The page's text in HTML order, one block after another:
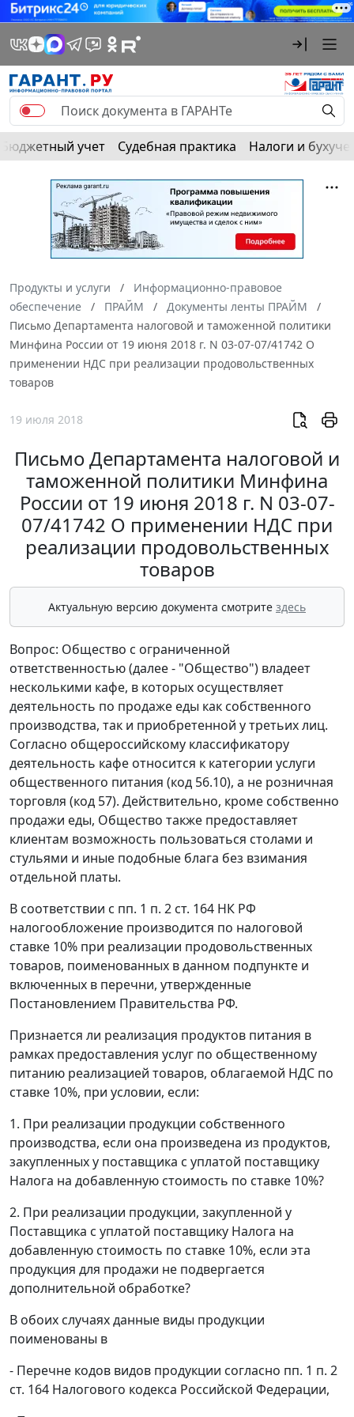
Бюджетный учет Судебная практика Налоги и
Продукты и услуги
Информационно-правовое
обеспечение
ПРАЙМ
Документы ленты ПРАЙМ
Письмо Департамента налоговой и таможенной политики
Минфина России от 19 июня 2018 г. N 03-07-07/41742 О
применении НДС при реализации продовольственных
товаров
19 июля 2018
Письмо Департамента налоговой и
таможенной политики Минфина
России от 19 июня 2018 г. N 03-07-
07/41742 О применении НДС при
реализации продовольственных
товаров
Актуальную версию документа смотрите здесь
Вопрос: Общество с ограниченной
ответственностью (далее - "Общество") владеет
несколькими кафе, в которых осуществляет
деятельность по продаже еды как собственного
производства, так и приобретенной у третьих лиц.
Согласно общероссийскому классификатору
деятельность кафе относится к категории услуги
общественного питания (код 56.10), а не розничная
торговля (код 57). Действительно, кроме собственно
продажи еды, Общество также предоставляет
клиентам возможность пользоваться столами и
стульями и иные подобные блага без взимания
отдельной платы.
В соответствии с пп. 1 п. 2 ст. 164 НК РФ
налогообложение производится по налоговой
ставке 10% при реализации продовольственных
товаров, поименованных в данном подпункте и
включенных в перечни, утвержденные
Постановлением Правительства РФ.
Признается ли реализация продуктов питания в
рамках предоставления услуг по общественному
питанию реализацией товаров, облагаемой НДС по
ставке 10%, при условии, если:
1. При реализации продукции собственного
производства, если она произведена из продуктов,
закупленных у поставщика с уплатой поставщику
Налога на добавленную стоимость по ставке 10%?
2. При реализации продукции, закупленной у
Поставщика с уплатой поставщику Налога на
добавленную стоимость по ставке 10%, если эта
продукция для продажи не подвергается
дополнительной обработке?
В обоих случаях данные виды продукции
поименованы в
- Перечне кодов видов продукции согласно пп. 1 п. 2
ст. 164 Налогового кодекса Российской Федерации,